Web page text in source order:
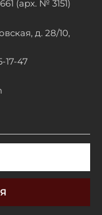
(арх. № 3151)
д. 28/10,
17-47